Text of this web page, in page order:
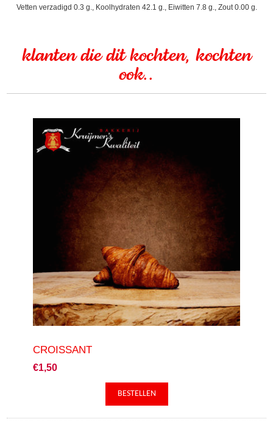
Vetten verzadigd 0.3 g., Koolhydraten 42.1 g., Eiwitten 7.8 g., Zout 0.00 g.
klanten die dit kochten, kochten
ook..
CROISSANT
€1,50